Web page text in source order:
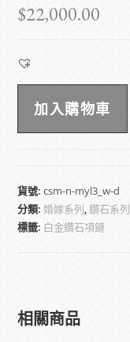
$22,000.00
加入購物車
貨號:csm-n-myl3_w-d
分類:婚嫁系列,鑽石系列
標籤: 白金鑽石項鏈
相關商品